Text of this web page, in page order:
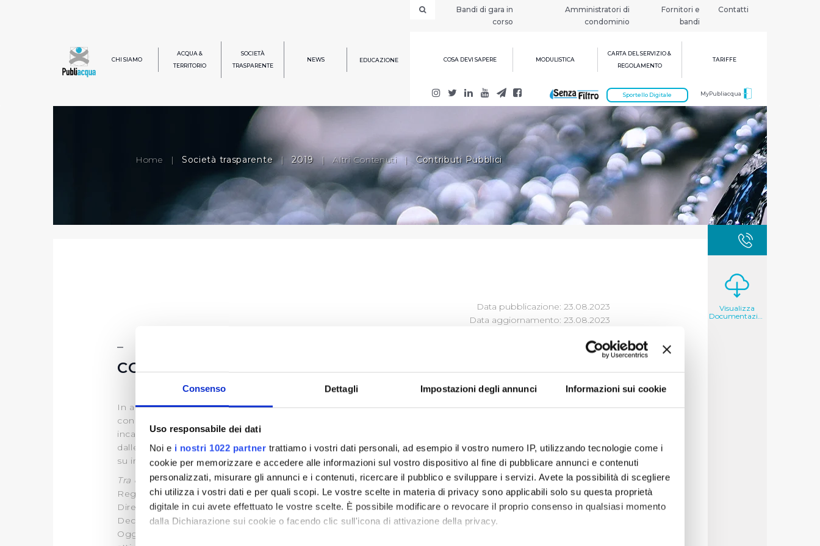
Consenso Dettagli Impostazioni degli annunci Informazioni sui cookie
Uso responsabile dei dati
Noi e i nostri 1022 partner trattiamo i vostri dati personali, ad esempio il vostro numero IP, utilizzando tecnologie come i
cookie per memorizzare e accedere alle informazioni sul vostro dispositivo al fine di pubblicare annunci e contenuti
personalizzati, misurare gli annunci e i contenuti, ricercare il pubblico e sviluppare i servizi. Avete la possibilità di scegliere
chi utilizza i vostri dati e per quali scopi. Le vostre scelte in materia di privacy sono applicabili solo su questa proprietà
digitale in cui avete effettuato le vostre scelte. È possibile modificare o revocare il proprio consenso in qualsiasi momento
dalla Dichiarazione sui cookie o facendo clic sull'icona di attivazione della privacy.
Bandi di gara in
corso
Amministratori di
condominio
Fornitori e
bandi
Contatti
CHI SIAMO
ACQUA &
TERRITORIO
SOCIETÀ
TRASPARENTE
NEWS EDUCAZIONE COSA DEVI SAPERE MODULISTICA
CARTA DEL SERVIZIO &
REGOLAMENTO
TARIFFE
MyPubliacqua
Sportello Digitale
Home | Società trasparente | 2019 | Altri Contenuti | Contributi Pubblici
Data pubblicazione: 23.08.2023
Data aggiornamento: 23.08.2023
CONTRIBUTI PUBBLICI
In applicazione dell’articolo 1, comma 125 e ss, della Legge 124/2017 (Legge annuale per il mercato e la
concorrenza), che ha introdotto obblighi di trasparenza per le imprese che ricevono sovvenzioni, contributi,
incarichi retribuiti e comunque vantaggi economici di qualunque genere di importo superiore a 10.000 euro
dalle pubbliche amministrazioni e Società dalle stesse controllate e partecipate, si riportano allegati i contributi
su investimenti Deliberati dalle Autorità eroganti.
Tra questi:
Regione Toscana
Direzione Ambiente ed Energia
Decreto Dirigenziale n.2028 del 6/12/2018: Estremi atto di assegnazione
Oggetto dell'atto: Impegno Publiacqua - Invaso di Bilancino
Visualizza
Documentazione